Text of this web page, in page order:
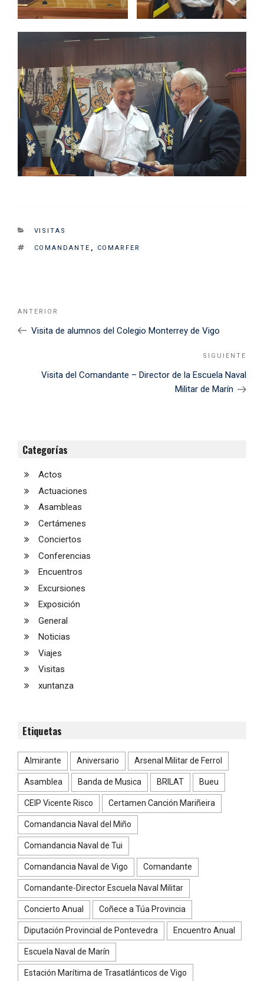
CATEGORIES
VISITAS
TAGS
COMANDANTE , COMARFER
Navegación
entradas
Noticia
Anterior
ANTERIOR
Visita de alumnos del Colegio Monterrey de Vigo
SIGUIENTE
Visita del Comandante – Director de la Escuela Naval
Militar de Marín
Categorías
Actos
Actuaciones
Asambleas
Certámenes
Conciertos
Conferencias
Encuentros
Excursiones
Exposición
General
Noticias
Viajes
Visitas
xuntanza
Etiquetas
Almirante Aniversario Arsenal Militar de Ferrol
Asamblea Banda de Musica BRILAT Bueu
CEIP Vicente Risco Certamen Canción Mariñeira
Comandancia Naval del Miño
Comandancia Naval de Tui
Comandancia Naval de Vigo Comandante
Comandante-Director Escuela Naval Militar
Concierto Anual Coñece a Túa Provincia
Diputación Provincial de Pontevedra Encuentro Anual
Escuela Naval de Marín
Estación Marítima de Trasatlánticos de Vigo